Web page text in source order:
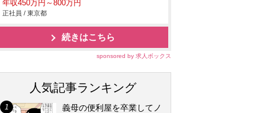
年収450万円～800万円
正社員 / 東京都
続きはこちら
sponsored by 求人ボックス
人気記事ランキング
義母の便利屋を卒業してノ